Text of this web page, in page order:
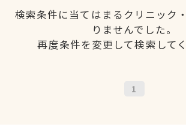
検索条件に当てはまるクリニック
りませんでした。
再度条件を変更して検索してく
1